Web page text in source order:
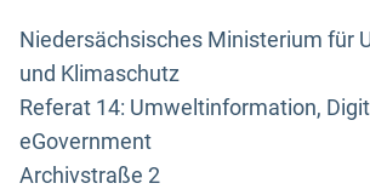
Niedersächsisches Ministerium für
und Klimaschutz
Referat 14: Umweltinformation,
eGovernment
Archivstraße 2